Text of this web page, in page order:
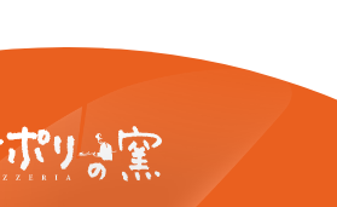
新根塚町３丁目
新村
関
惣在寺